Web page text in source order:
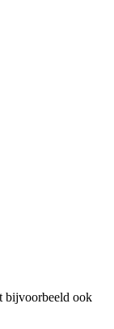
bijvoorbeeld ook